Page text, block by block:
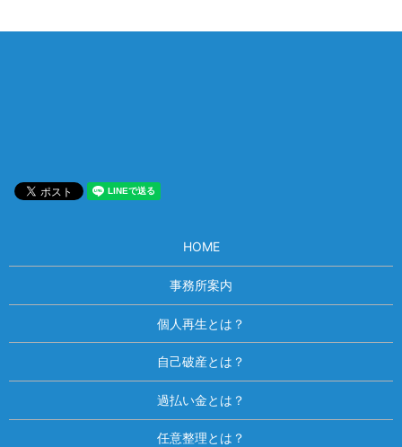
HOME
事務所案内
個人再生とは？
自己破産とは？
過払い金とは？
任意整理とは？